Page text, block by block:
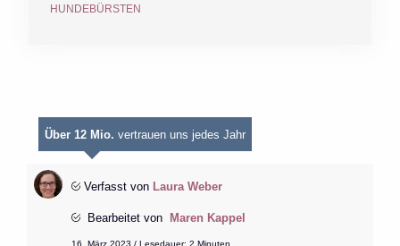
HUNDEBÜRSTEN
Über 12 Mio. vertrauen uns jedes Jahr
Verfasst von Laura Weber
Bearbeitet von Maren Kappel
16. März 2023 / Lesedauer: 2 Minuten